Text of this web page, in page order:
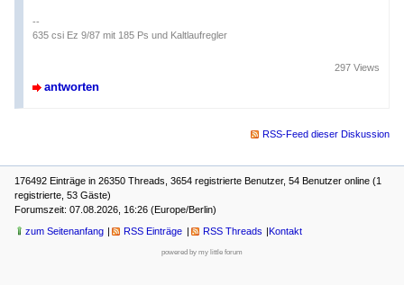
--
635 csi Ez 9/87 mit 185 Ps und Kaltlaufregler
antworten
297 Views
RSS-Feed dieser Diskussion
176492 Einträge in 26350 Threads, 3654 registrierte Benutzer, 54 Benutzer online (1
registrierte, 53 Gäste)
Forumszeit: 07.08.2026, 16:26 (Europe/Berlin)
zum Seitenanfang RSS Einträge RSS Threads Kontakt
powered by my little forum